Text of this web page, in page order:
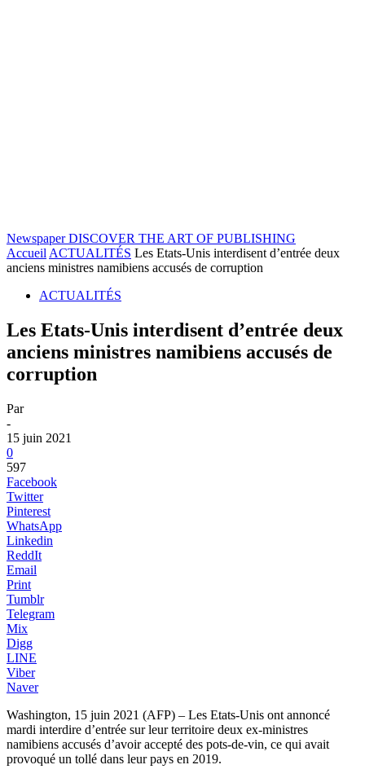
Newspaper DISCOVER THE ART OF PUBLISHING
Accueil ACTUALITÉS Les Etats-Unis interdisent d’entrée deux
anciens ministres namibiens accusés de corruption
ACTUALITÉS
Les Etats-Unis interdisent d’entrée deux
anciens ministres namibiens accusés de
corruption
Par
-
15 juin 2021
0
597
Facebook
Twitter
Pinterest
WhatsApp
Linkedin
ReddIt
Email
Print
Tumblr
Telegram
Mix
Digg
LINE
Viber
Naver
Washington, 15 juin 2021 (AFP) – Les Etats-Unis ont annoncé
mardi interdire d’entrée sur leur territoire deux ex-ministres
namibiens accusés d’avoir accepté des pots-de-vin, ce qui avait
provoqué un tollé dans leur pays en 2019.